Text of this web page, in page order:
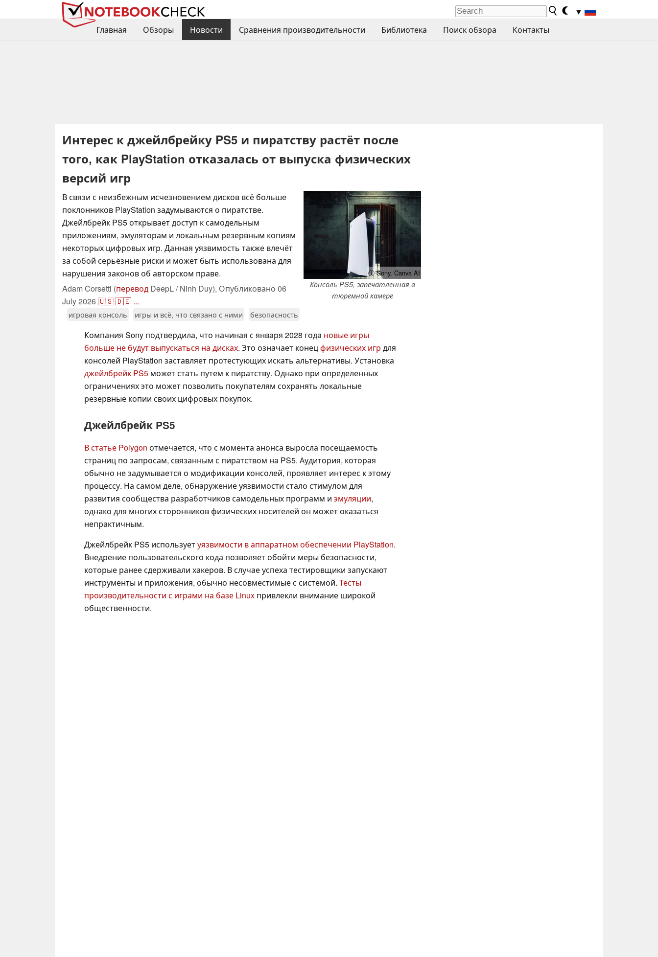
▼
Главная
Обзоры Новости Сравнения производительности Библиотека Поиск обзора Контакты
Интерес к джейлбрейку PS5 и пиратству растёт после
того, как PlayStation отказалась от выпуска физических
версий игр
ⓘ Sony, Canva AI
Консоль PS5, запечатленная в
тюремной камере
В связи с неизбежным исчезновением дисков всё больше
поклонников PlayStation задумываются о пиратстве.
Джейлбрейк PS5 открывает доступ к самодельным
приложениям, эмуляторам и локальным резервным копиям
некоторых цифровых игр. Данная уязвимость также влечёт
за собой серьёзные риски и может быть использована для
нарушения законов об авторском праве.
Adam Corsetti (перевод DeepL / Ninh Duy), Опубликовано 06
July 2026🇺🇸🇩🇪 ...
игровая консоль игры и всё, что связано с ними безопасность
Компания Sony подтвердила, что начиная с января 2028 года новые игры
больше не будут выпускаться на дисках. Это означает конецфизических игр для
консолей PlayStation заставляет протестующих искать альтернативы. Установка
джейлбрейк PS5 может стать путем к пиратству. Однако при определенных
ограничениях это может позволить покупателям сохранять локальные
резервные копии своих цифровых покупок.
Джейлбрейк PS5
В статье Polygon отмечается, что с момента анонса выросла посещаемость
страниц по запросам, связанным с пиратством на PS5. Аудитория, которая
обычно не задумывается о модификации консолей, проявляет интерес к этому
процессу. На самом деле, обнаружение уязвимости стало стимулом для
развития сообщества разработчиков самодельных программ и эмуляции,
однако для многих сторонников физических носителей он может оказаться
непрактичным.
Джейлбрейк PS5 используетуязвимости в аппаратном обеспечении PlayStation.
Внедрение пользовательского кода позволяет обойти меры безопасности,
которые ранее сдерживали хакеров. В случае успеха тестировщики запускают
инструменты и приложения, обычно несовместимые с системой. Тесты
производительности с играми на базе Linux привлекли внимание широкой
общественности.